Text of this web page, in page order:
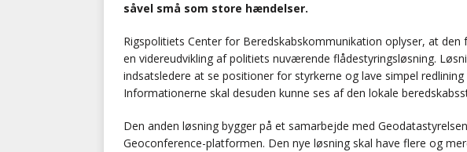
såvel små som store hændelser.
Rigspolitiets Center for Beredskabskommunikation oplyser, at
en videreudvikling af politiets nuværende flådestyringsløsning.
indsatsledere at se positioner for styrkerne og lave simpel
Informationerne skal desuden kunne ses af den lokale
Den anden løsning bygger på et samarbejde med
Geoconference-platformen. Den nye løsning skal have flere og